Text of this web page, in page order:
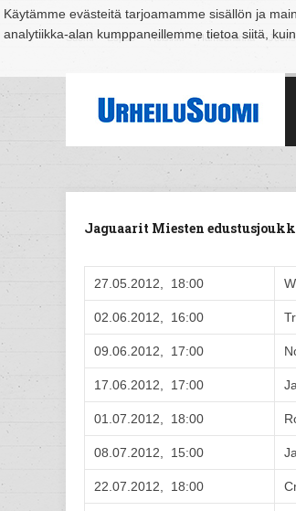
Käytämme evästeitä tarjoamamme sisällön ja
analytiikka-alan kumppaneillemme tietoa siitä,
Suomi Espoo Helsinki Hämeenlinna
Jaguaarit Miesten
27.05.2012, 18:00
02.06.2012, 16:00
09.06.2012, 17:00
17.06.2012, 17:00
01.07.2012, 18:00
08.07.2012, 15:00
22.07.2012, 18:00